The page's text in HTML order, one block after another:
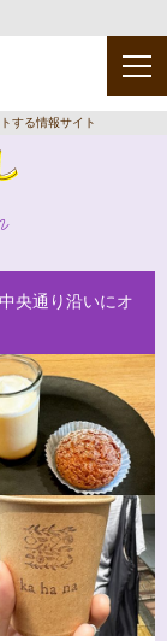
する情報サイト
央通り沿いにオ